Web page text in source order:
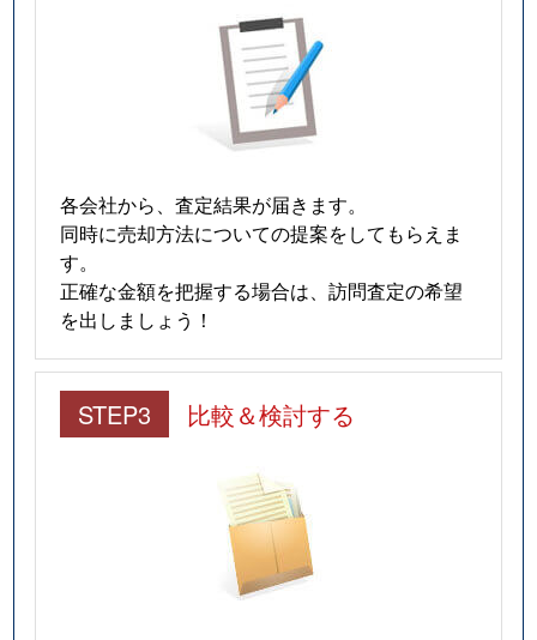
各会社から、査定結果が届きます。
同時に売却方法についての提案をしてもらえま
す。
正確な金額を把握する場合は、訪問査定の希望
を出しましょう！
STEP3 比較＆検討する